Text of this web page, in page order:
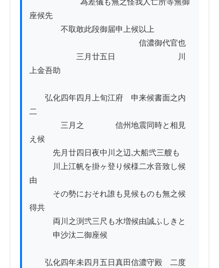
座候先
不取敢此段御届申上候以上
信濃御代官也
三月廿五日　　　　　　　　川
上金吾助
弘化四年四月上旬江府ゟ申来候書面之内
二
三月之　　　　信州地震同時と相見
え候
先月廿四日夜中川之辺,大船弐三艘も
川上江帆を掛ヶ登り候様二水音致し候
由
その勢におそれ誰も見候ものも無之候
得共
両川之渕弐三尺も水増候由誠ふしきと
申沙汰二御座候
弘化四年未四月五日真田信濃守殿ゟ二度